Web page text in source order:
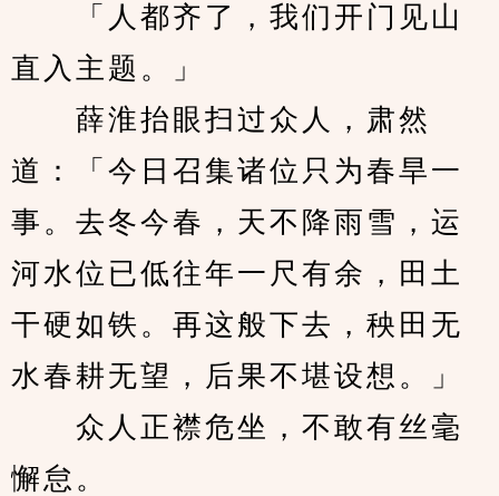
「人都齐了，我们开门见山
直入主题。」
薛淮抬眼扫过众人，肃然
道：「今日召集诸位只为春旱一
事。去冬今春，天不降雨雪，运
河水位已低往年一尺有余，田土
干硬如铁。再这般下去，秧田无
水春耕无望，后果不堪设想。」
众人正襟危坐，不敢有丝毫
懈怠。